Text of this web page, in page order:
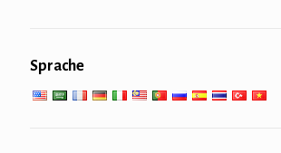
Mechanische und Präzisionsrohr
Sprache